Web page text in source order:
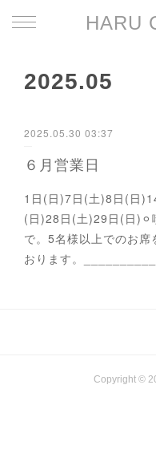
HARU
2025.05
2025.05.30 03:37
６月営業日
1日(日)7日(土)8日(日
(日)28日(土)29日(日)⚪︎
で。5名様以上でのお席
おります。
Copyright ©